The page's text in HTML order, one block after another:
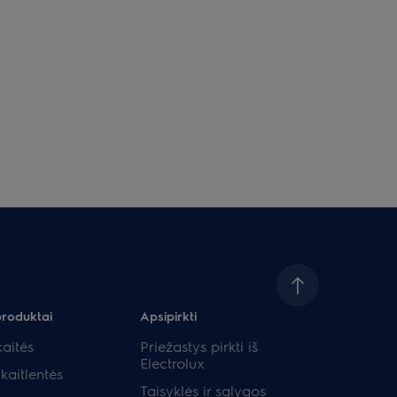
Apsipirkti
Priežastys pirkti iš
Electrolux
Taisyklės ir sąlygos